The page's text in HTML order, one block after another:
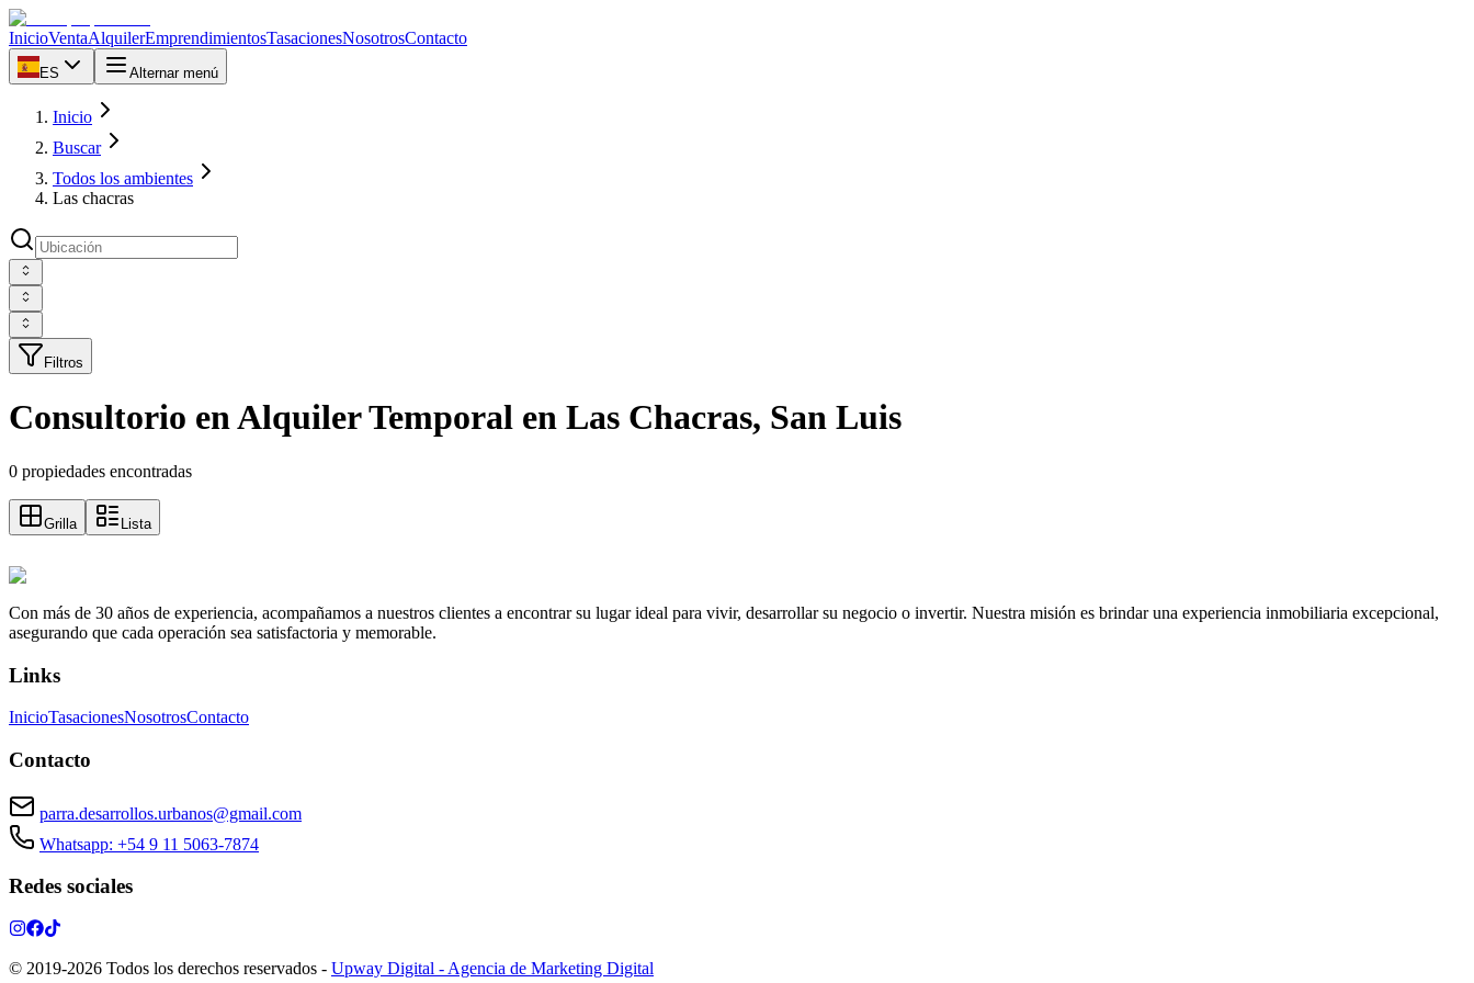
InicioVentaAlquilerEmprendimientosTasacionesNosotrosContacto
ES Alternar menú
Inicio
Buscar
Todos los ambientes
Las chacras
Filtros
Consultorio en Alquiler Temporal en Las Chacras, San Luis
0 propiedades encontradas
Grilla Lista
Con más de 30 años de experiencia, acompañamos a nuestros clientes a encontrar su lugar ideal para vivir, desarrollar su negocio o invertir. Nuestra misión es brindar una experiencia inmobiliaria excepcional,
asegurando que cada operación sea satisfactoria y memorable.
Links
InicioTasacionesNosotrosContacto
Contacto
parra.desarrollos.urbanos@gmail.com
Whatsapp: +54 9 11 5063-7874
Redes sociales
© 2019-2026 Todos los derechos reservados - Upway Digital - Agencia de Marketing Digital